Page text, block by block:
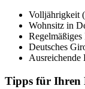
Volljährigkeit
Wohnsitz in
Deutsches
Ausreichende
Tipps für Ihren